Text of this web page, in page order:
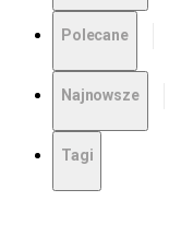
Polecane
Najnowsze
Tagi